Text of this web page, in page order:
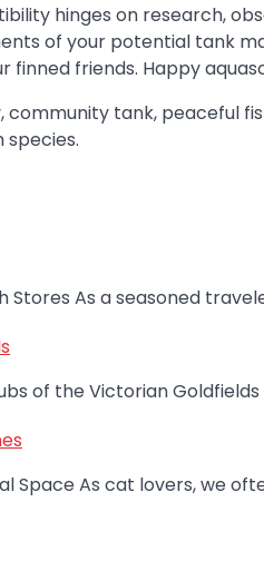
hinges on research,
of your potential tank
friends. Happy
tank, peaceful
species.
Stores As a seasoned
of the Victorian Goldfields
Space As cat lovers, we